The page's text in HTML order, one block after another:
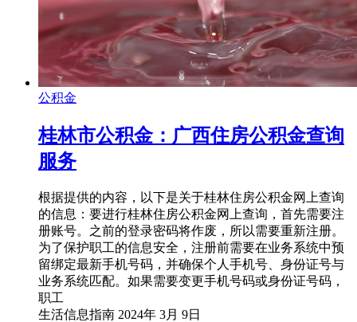
公积金
桂林市公积金：广西住房公积金查询
服务
根据提供的内容，以下是关于桂林住房公积金网上查询
的信息：要进行桂林住房公积金网上查询，首先需要注
册账号。之前的登录密码将作废，所以需要重新注册。
为了保护职工的信息安全，注册前需要在业务系统中预
留绑定最新手机号码，并确保个人手机号、身份证号与
业务系统匹配。如果需要变更手机号码或身份证号码，
职工
生活信息指南 2024年 3月 9日